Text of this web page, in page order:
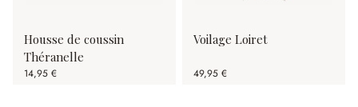
Housse de coussin
Théranelle
14,95 €
Voilage Loiret
49,95 €